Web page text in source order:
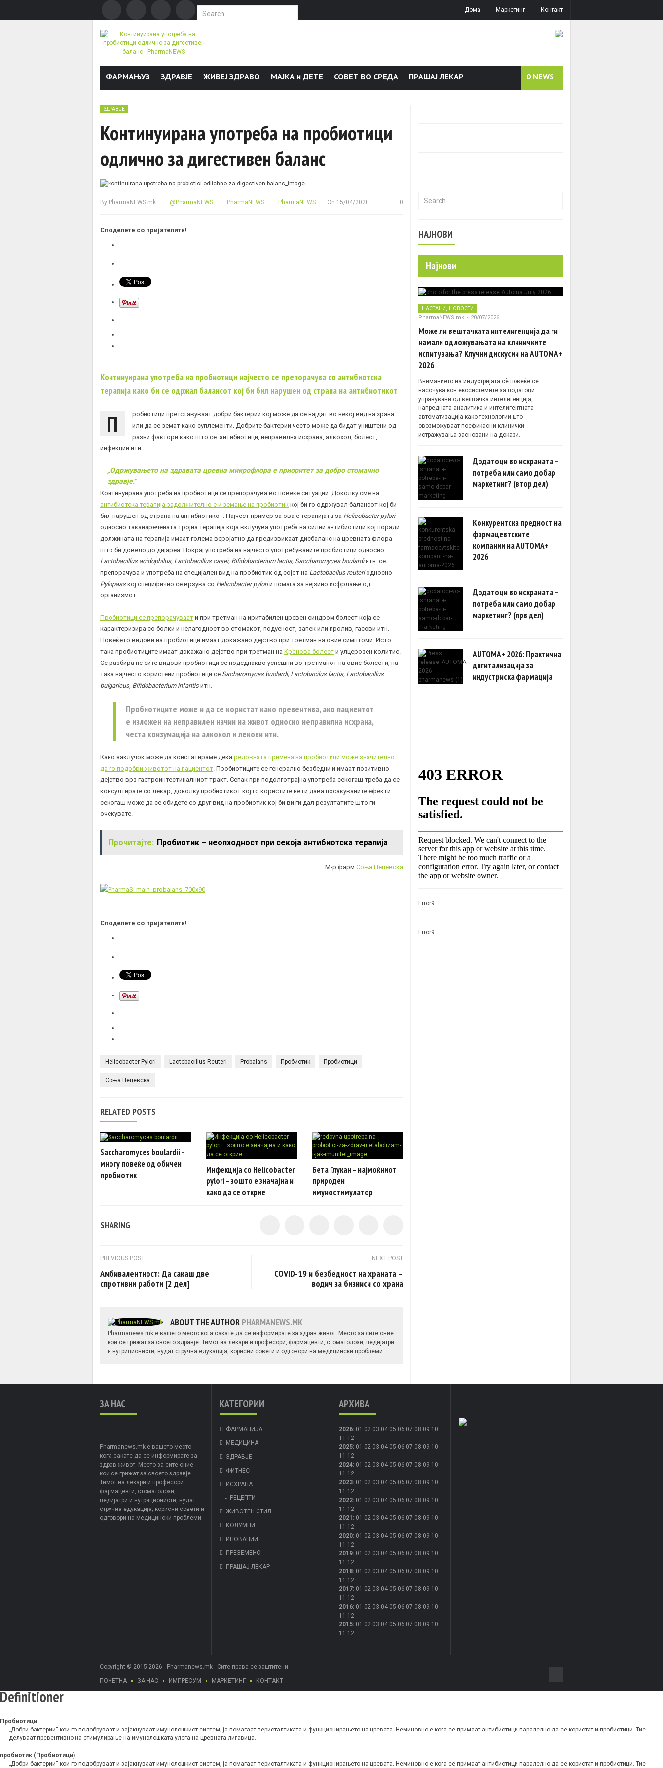
Search for:
Дома Маркетинг Контакт
ФАРМАЊУЗ ЗДРАВЈЕ ЖИВЕЈ ЗДРАВО МАЈКА и ДЕТЕ СОВЕТ ВО СРЕДА ПРАШАЈ ЛЕКАР 0 NEWS
ЗДРАВЈЕ
Континуирана употреба на пробиотици
одлично за дигестивен баланс
By PharmaNEWS.mk @PharmaNEWS PharmaNEWS PharmaNEWS On 15/04/2020 0
Споделете со пријателите!
Континуирана употреба на пробиотици најчесто се препорачува со антибиотска
терапија како би се одржал балансот кој би бил нарушен од страна на антибиотикот
П робиотици претставуваат добри бактерии кој може да се најдат во некој вид на храна
или да се земат како суплементи. Добрите бактерии често може да бидат уништени од
разни фактори како што се: антибиотици, неправилна исхрана, алкохол, болест,
инфекции итн.
„Одржувањето на здравата цревна микрофлора е приоритет за добро стомачно
здравје.“
Континуирана употреба на пробиотици се препорачува во повеќе ситуации. Доколку сме на
антибиотска терапија задолжително е и земање на пробиотик кој би го одржувал балансот кој би
бил нарушен од страна на антибиотикот. Најчест пример за ова е терапијата за Helicobacter pylori
односно таканаречената тројна терапија која вклучува употреба на силни антибиотици кој поради
должината на терапија имаат голема веројатно да предизвикаат дисбаланс на цревната флора
што би довело до дијареа. Покрај употреба на најчесто употребуваните пробиотици односно
Lactobacillus acidophilus, Lactobacillus casei, Bifidobacterium lactis, Saccharomyces boulardiитн. се
препорачува и употреба на специјален вид на пробиотик од сојот на Lactobacilus reuteriодносно
Pylopassкој специфично се врзува со Helicobacter pyloriи помага за нејзино исфрлање од
организмот.
Пробиотици се препорачуваат и при третман на иритабилен цревен синдром болест која се
карактеризира со болки и нелагодност во стомакот, подуеност, запек или пролив, гасови итн.
Повеќето видови на пробиотици имаат докажано дејство при третман на овие симптоми. Исто
така пробиотиците имаат докажано дејство при третман на Кронова болест и улцерозен колитис.
Се разбира не сите видови пробиотици се подеднакво успешни во третманот на овие болести, па
така најчесто користени пробиотици се Sacharomyces buolardi, Lactobacilus lactis, Lactobacillus
bulgaricus, Bifidobacterium infantisитн.
Пробиотиците може и да се користат како превентива, ако пациентот
е изложен на неправилен начин на живот односно неправилна исхрана,
честа конзумација на алкохол и лекови итн.
Како заклучок може да констатираме дека редовната примена на пробиотици може значително
да го подобри животот на пациентот . Пробиотиците се генерално безбедни и имаат позитивно
дејство врз гастроинтестиналниот тракт. Сепак при подолготрајна употреба секогаш треба да се
консултирате со лекар, доколку пробиотикот кој го користите не ги дава посакуваните ефекти
секогаш може да се обидете со друг вид на пробиотик кој би ви ги дал резултатите што ги
очекувате.
Прочитајте: Пробиотик – неопходност при секоја антибиотска терапија
М-р фармСоња Пецевска
Споделете со пријателите!
Helicobacter Pylori Lactobacillus Reuteri Probalans Пробиотик Пробиотици
Соња Пецевска
RELATED POSTS
Saccharomyces boulardii –
многу повеќе од обичен
пробиотик
Инфекција со Helicobacter
pylori – зошто е значајна и
како да се открие
Бета Глукан – најмоќниот
природен
имуностимулатор
SHARING
Post navigation
PREVIOUS POST
Амбивалентност: Да сакаш две
спротивни работи [2 дел]
NEXT POST
COVID-19 и безбедност на храната –
водич за бизниси со храна
ABOUT THE AUTHOR PHARMANEWS.MK
Pharmanews.mk е вашето место кога сакате да се информирате за здрав живот. Место за сите оние
кои се грижат за своето здравје. Тимот на лекари и професори, фармацевти, стоматолози, педијатри
и нутриционисти, нудат стручна едукација, корисни совети и одговори на медицински проблеми.
Search for:
НАЈНОВИ
Најнови
НАСТАНИ , НОВОСТИ
PharmaNEWS.mk - 20/07/2026
Може ли вештачката интелигенција да ги
намали одложувањата на клиничките
испитувања? Клучни дискусии на AUTOMA+
2026
Вниманието на индустријата сè повеќе се
насочува кон екосистемите за податоци
управувани од вештачка интелигенција,
напредната аналитика и интелигентната
автоматизација како технологии што
овозможуваат поефикасни клинички
истражувања засновани на докази.
Додатоци во исхраната –
потреба или само добар
маркетинг? (втор дел)
Конкурентска предност на
фармацевтските
компании на AUTOMA+
2026
Додатоци во исхраната –
потреба или само добар
маркетинг? (прв дел)
AUTOMA+ 2026: Практична
дигитализација за
индустриска фармација
Error9
Error9
ЗА НАС
Pharmanews.mk е вашето место
кога сакате да се информирате за
здрав живот. Место за сите оние
кои се грижат за своето здравје.
Тимот на лекари и професори,
фармацевти, стоматолози,
педијатри и нутриционисти, нудат
стручна едукација, корисни совети и
одговори на медицински проблеми.
КАТЕГОРИИ
ФАРМАЦИЈА
МЕДИЦИНА
ЗДРАВЈЕ
ФИТНЕС
ИСХРАНА
РЕЦЕПТИ
ЖИВОТЕН СТИЛ
КОЛУМНИ
ИНОВАЦИИ
ПРЕЗЕМЕНО
ПРАШАЈ ЛЕКАР
АРХИВА
2026: 01 02 03 04 05 06 07 08 09 10
11 12
2025: 01 02 03 04 05 06 07 08 09 10
11 12
2024: 01 02 03 04 05 06 07 08 09 10
11 12
2023: 01 02 03 04 05 06 07 08 09 10
11 12
2022: 01 02 03 04 05 06 07 08 09 10
11 12
2021 : 01 02 03 04 05 06 07 08 09 10
11 12
2020: 01 02 03 04 05 06 07 08 09 10
11 12
2019: 01 02 03 04 05 06 07 08 09 10
11 12
2018: 01 02 03 04 05 06 07 08 09 10
11 12
2017: 01 02 03 04 05 06 07 08 09 10
11 12
2016: 01 02 03 04 05 06 07 08 09 10
11 12
2015: 01 02 03 04 05 06 07 08 09 10
11 12
Copyright © 2015-2026 - Pharmanews.mk - Сите права се заштитени
ПОЧЕТНА
ЗА НАС ИМПРЕСУМ МАРКЕТИНГ КОНТАКТ
Definitioner
Пробиотици
„Добри бактерии“ кои го подобруваат и зајакнуваат имунолошкиот систем, ја помагаат перисталтиката и функционирањето на цревата. Неминовно е кога се примаат антибиотици паралелно да се користат и пробиотици. Тие
делуваат превентивно на стимулирање на имунолошката улога на цревната лигавица.
пробиотик (Пробиотици)
„Добри бактерии“ кои го подобруваат и зајакнуваат имунолошкиот систем, ја помагаат перисталтиката и функционирањето на цревата. Неминовно е кога се примаат антибиотици паралелно да се користат и пробиотици. Тие